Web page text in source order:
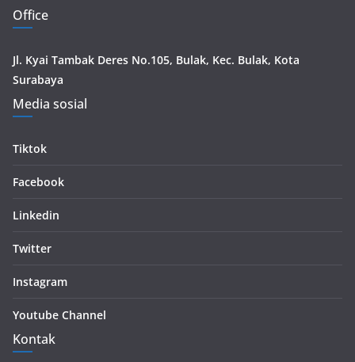
Office
Jl. Kyai Tambak Deres No.105, Bulak, Kec. Bulak, Kota
Surabaya
Media sosial
Tiktok
Facebook
Linkedin
Twitter
Instagram
Youtube Channel
Kontak